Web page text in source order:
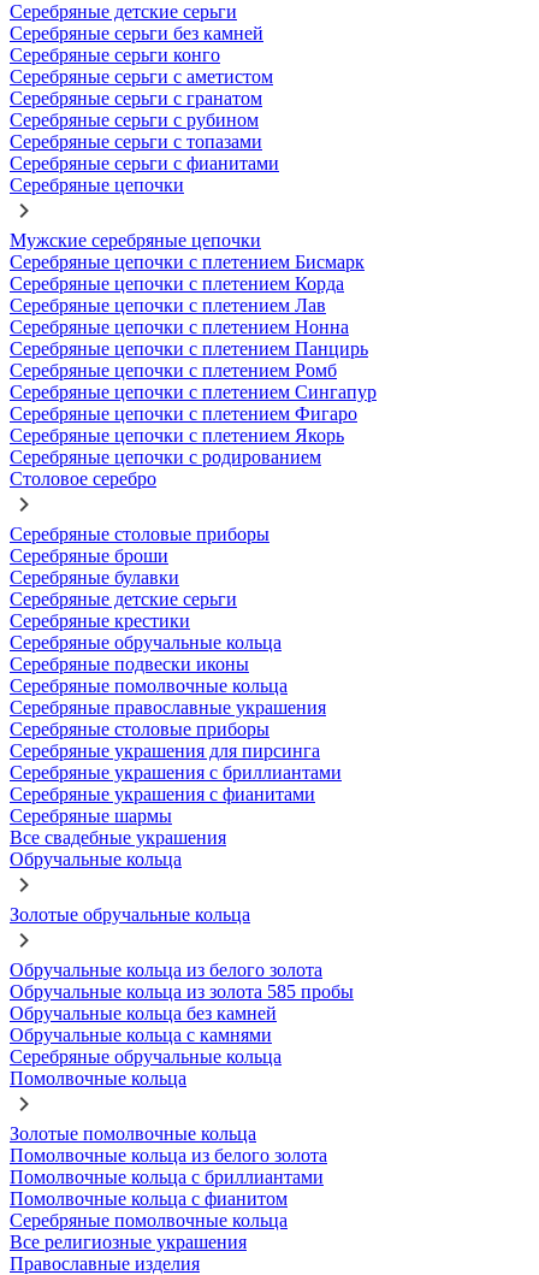
Серебряные детские серьги
Серебряные серьги без камней
Серебряные серьги конго
Серебряные серьги с аметистом
Серебряные серьги с гранатом
Серебряные серьги с рубином
Серебряные серьги с топазами
Серебряные серьги с фианитами
Серебряные цепочки
Мужские серебряные цепочки
Серебряные цепочки с плетением Бисмарк
Серебряные цепочки с плетением Корда
Серебряные цепочки с плетением Лав
Серебряные цепочки с плетением Нонна
Серебряные цепочки с плетением Панцирь
Серебряные цепочки с плетением Ромб
Серебряные цепочки с плетением Сингапур
Серебряные цепочки с плетением Фигаро
Серебряные цепочки с плетением Якорь
Серебряные цепочки с родированием
Столовое серебро
Серебряные столовые приборы
Серебряные броши
Серебряные булавки
Серебряные детские серьги
Серебряные крестики
Серебряные обручальные кольца
Серебряные подвески иконы
Серебряные помолвочные кольца
Серебряные православные украшения
Серебряные столовые приборы
Серебряные украшения для пирсинга
Серебряные украшения с бриллиантами
Серебряные украшения с фианитами
Серебряные шармы
Все свадебные украшения
Обручальные кольца
Золотые обручальные кольца
Обручальные кольца из белого золота
Обручальные кольца из золота 585 пробы
Обручальные кольца без камней
Обручальные кольца с камнями
Серебряные обручальные кольца
Помолвочные кольца
Золотые помолвочные кольца
Помолвочные кольца из белого золота
Помолвочные кольца с бриллиантами
Помолвочные кольца с фианитом
Серебряные помолвочные кольца
Все религиозные украшения
Православные изделия